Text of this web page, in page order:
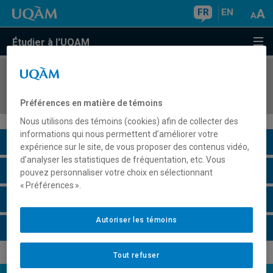
FR EN
Étudier à l'UQAM
COURS//
Description du cours
Horaire - Été 2026
Préférences en matière de témoins
Nous utilisons des témoins (cookies) afin de collecter des
informations qui nous permettent d’améliorer votre
expérience sur le site, de vous proposer des contenus vidéo,
d’analyser les statistiques de fréquentation, etc. Vous
pouvez personnaliser votre choix en sélectionnant
« Préférences ».
Tout refuser
Autoriser les témoins